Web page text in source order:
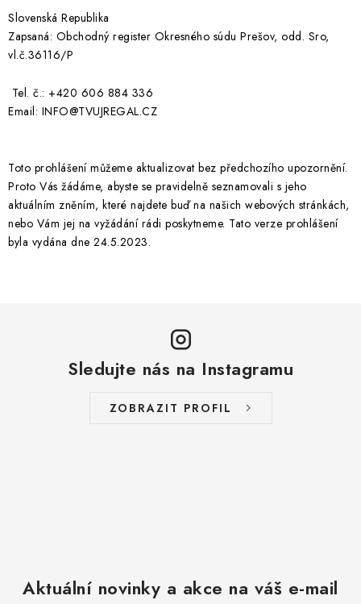
Slovenská Republika
Zapsaná: Obchodný register Okresného súdu Prešov, odd. Sro,
vl.č.36116/P
Tel. č.: +420 606 884 336
Email: INFO@TVUJREGAL.CZ
Toto prohlášení můžeme aktualizovat bez předchozího upozornění.
Proto Vás žádáme, abyste se pravidelně seznamovali s jeho
aktuálním zněním, které najdete buď na našich webových stránkách,
nebo Vám jej na vyžádání rádi poskytneme. Tato verze prohlášení
byla vydána dne 24.5.2023.
Sledujte nás na Instagramu
ZOBRAZIT PROFIL
Aktuální novinky a akce na váš e-mail